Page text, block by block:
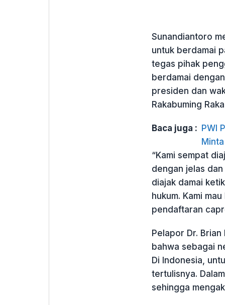
Sunandiantoro
untuk berdamai
tegas pihak
berdamai
presiden dan
Rakabuming
Baca juga : PWI
“Kami sempat
dengan jelas
diajak damai
hukum. Kami
pendaftaran
Pelapor Dr.
bahwa sebagai
Di Indonesia,
tertulisnya.
sehingga